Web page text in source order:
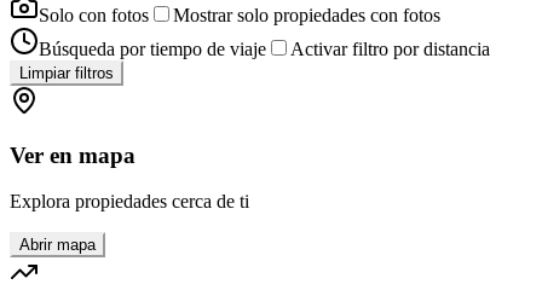
Solo con fotos
Mostrar solo propiedades con fotos
Búsqueda por tiempo de viaje
Activar filtro por distancia
Limpiar filtros
Ver en mapa
Explora propiedades cerca de ti
Abrir mapa